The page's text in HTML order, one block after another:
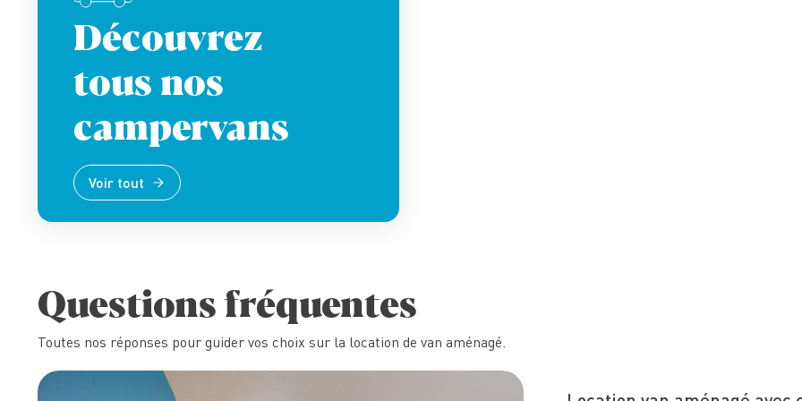
Découvrez
tous nos
campervans
Voir tout
Questions fréquentes
Toutes nos réponses pour guider vos choix sur la location de van aménagé.